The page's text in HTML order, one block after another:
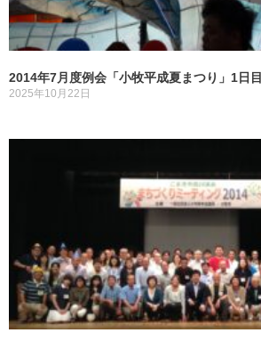
2014年7月度例会「小牧平成夏まつり」1日目
2025年10月22日